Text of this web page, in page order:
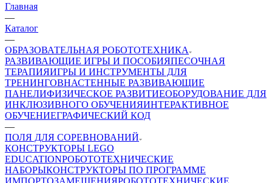
Главная
—
Каталог
—
ОБРАЗОВАТЕЛЬНАЯ РОБОТОТЕХНИКА
РАЗВИВАЮЩИЕ ИГРЫ И ПОСОБИЯПЕСОЧНАЯ
ТЕРАПИЯИГРЫ И ИНСТРУМЕНТЫ ДЛЯ
ТРЕНИНГОВНАСТЕННЫЕ РАЗВИВАЮЩИЕ
ПАНЕЛИФИЗИЧЕСКОЕ РАЗВИТИЕОБОРУДОВАНИЕ ДЛЯ
ИНКЛЮЗИВНОГО ОБУЧЕНИЯИНТЕРАКТИВНОЕ
ОБУЧЕНИЕГРАФИЧЕСКИЙ КОД
—
ПОЛЯ ДЛЯ СОРЕВНОВАНИЙ
КОНСТРУКТОРЫ LEGO
EDUCATIONРОБОТОТЕХНИЧЕСКИЕ
НАБОРЫКОНСТРУКТОРЫ ПО ПРОГРАММЕ
ИМПОРТОЗАМЕЩЕНИЯРОБОТОТЕХНИЧЕСКИЕ